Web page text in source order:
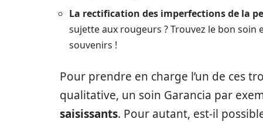
La rectification des imperfections de la
sujette aux rougeurs ? Trouvez le bon
souvenirs !
Pour prendre en charge l’un de ces
qualitative, un soin Garancia par
saisissants. Pour autant, est-il